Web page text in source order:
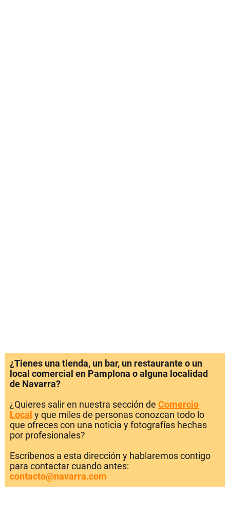
¿Tienes una tienda, un bar, un restaurante o un
local comercial en Pamplona o alguna localidad
de Navarra?
¿Quieres salir en nuestra sección de Comercio
Local y que miles de personas conozcan todo lo
que ofreces con una noticia y fotografías hechas
por profesionales?
Escríbenos a esta dirección y hablaremos contigo
para contactar cuando antes:
contacto@navarra.com